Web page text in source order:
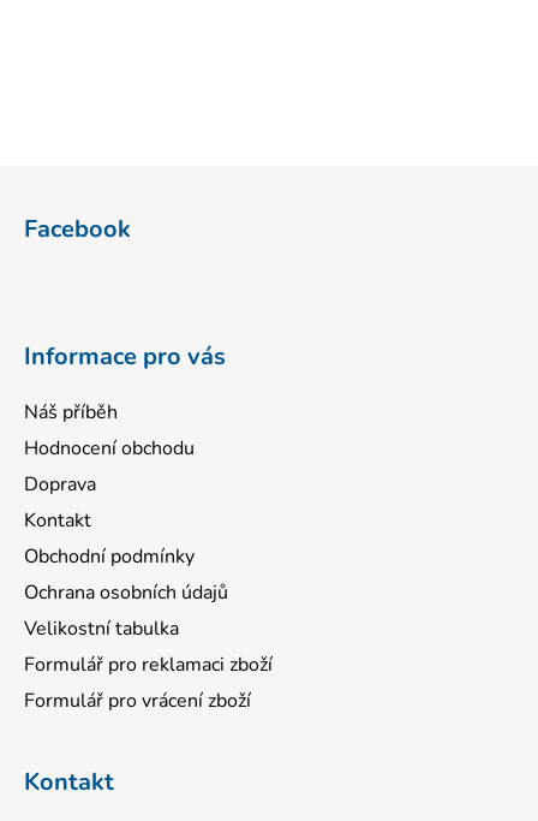
Facebook
Informace pro vás
Náš příběh
Hodnocení obchodu
Doprava
Kontakt
Obchodní podmínky
Ochrana osobních údajů
Velikostní tabulka
Formulář pro reklamaci zboží
Formulář pro vrácení zboží
Kontakt